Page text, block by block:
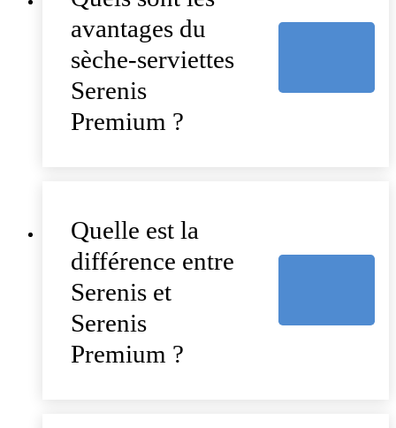
avantages du
sèche-serviettes
Serenis
Premium ?
Quelle est la
différence entre
Serenis et
Serenis
Premium ?